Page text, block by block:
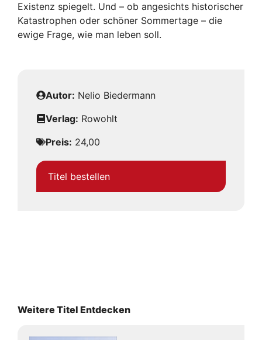
Existenz spiegelt. Und – ob angesichts historischer
Katastrophen oder schöner Sommertage – die
ewige Frage, wie man leben soll.
Autor: Nelio Biedermann
Verlag: Rowohlt
Preis: 24,00
Titel bestellen
Weitere Titel Entdecken